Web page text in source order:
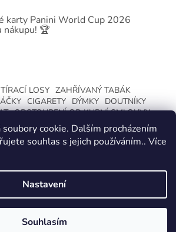
cookie. Dalším procházením
souhlas s jejich používáním.. Více
Nastavení
Souhlasím
VÍCE.
karty Panini World Cup 2026
nákupu! 🏆
LOSY ZAHŘÍVANÝ TABÁK
CIGARETY DÝMKY
DOUTNÍKY
ODSTOUPENÍ OD KUPNÍ SMLOUVY
Vytvořil Shoptet
. Všechna práva vyhrazena.